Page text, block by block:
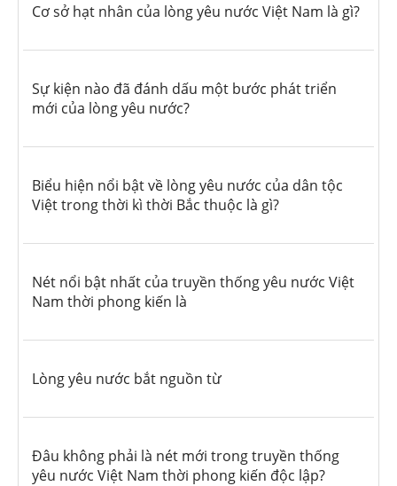
Cơ sở hạt nhân của lòng yêu nước Việt Nam là gì?
Sự kiện nào đã đánh dấu một bước phát triển
mới của lòng yêu nước?
Biểu hiện nổi bật về lòng yêu nước của dân tộc
Việt trong thời kì thời Bắc thuộc là gì?
Nét nổi bật nhất của truyền thống yêu nước Việt
Nam thời phong kiến là
Lòng yêu nước bắt nguồn từ
Đâu không phải là nét mới trong truyền thống
yêu nước Việt Nam thời phong kiến độc lập?